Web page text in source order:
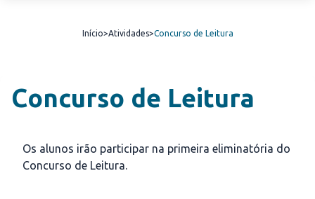
Início>Atividades>Concurso de Leitura
Concurso de Leitura
Os alunos irão participar na primeira eliminatória do
Concurso de Leitura.